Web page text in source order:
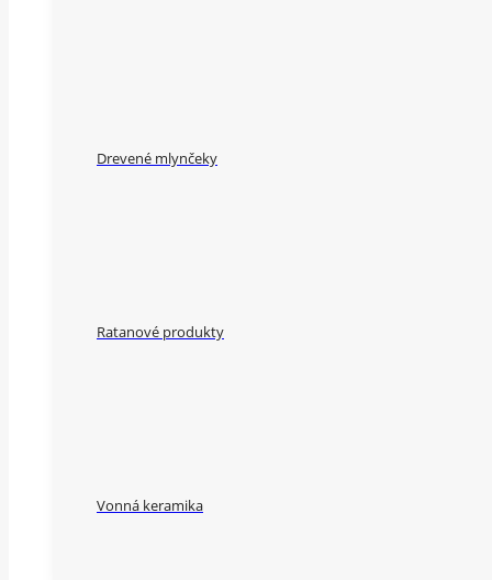
Drevené mlynčeky
Ratanové produkty
Vonná keramika